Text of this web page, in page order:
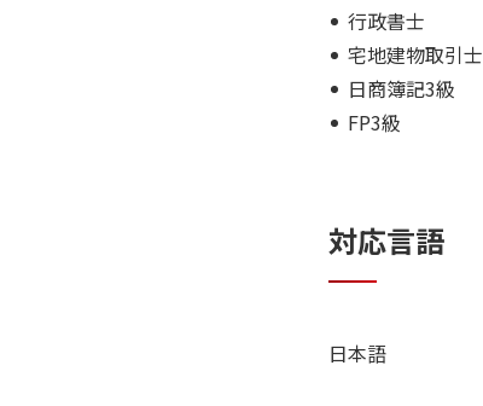
行政書士
宅地建物取引士
日商簿記3級
FP3級
対応言語
日本語